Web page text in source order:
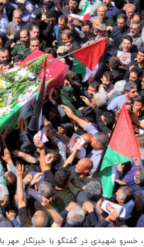
خسرو شهیدی در گفتگو با خبرنگار